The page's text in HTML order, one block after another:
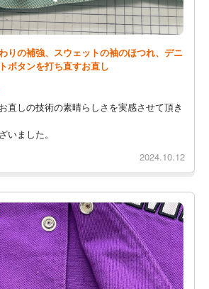
りの補強、スウェットの袖のほつれ、デニ
ボタンを打ち直すお直し
直しの技術の素晴らしさを実感させて頂き
いました。
2024.10.12